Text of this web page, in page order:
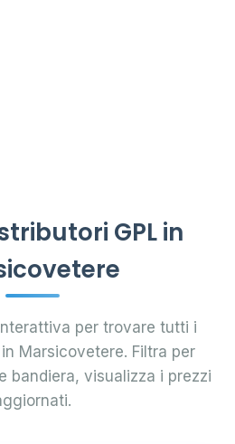
GPL in
per trovare tutti i
Marsicovetere. Filtra per
bandiera, visualizza i prezzi